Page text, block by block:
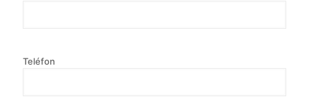
Teléfon